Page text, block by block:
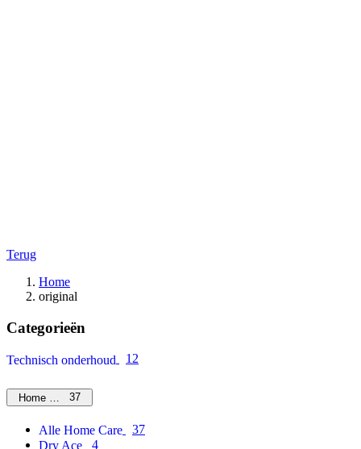
Terug
Home
original
Categorieën
Technisch onderhoud 12
Home Care37
Alle Home Care
37
Dry Ace
4